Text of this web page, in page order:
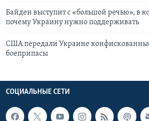
Байден выступит с «большой речью», в
почему Украину нужно поддерживать
США передали Украине
боеприпасы
СОЦИАЛЬНЫЕ СЕТИ